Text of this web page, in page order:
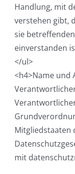
Handlung, mit
verstehen gibt,
sie
einverstanden
</ul>
<h4>Name und
Mitgliedstaaten
mit